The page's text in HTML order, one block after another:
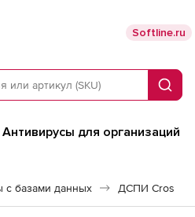
Softline.ru
Поиск
Антивирусы для организаций
с базами данных ДСПИ Cros